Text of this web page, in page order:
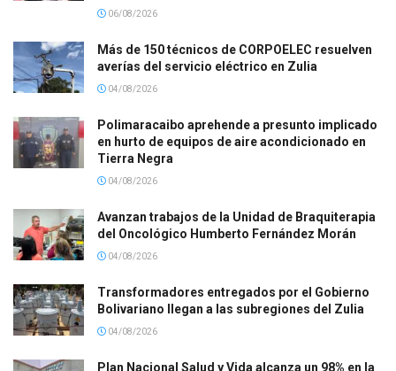
06/08/2026
Más de 150 técnicos de CORPOELEC resuelven
averías del servicio eléctrico en Zulia
04/08/2026
Polimaracaibo aprehende a presunto implicado
en hurto de equipos de aire acondicionado en
Tierra Negra
04/08/2026
Avanzan trabajos de la Unidad de Braquiterapia
del Oncológico Humberto Fernández Morán
04/08/2026
Transformadores entregados por el Gobierno
Bolivariano llegan a las subregiones del Zulia
04/08/2026
Plan Nacional Salud y Vida alcanza un 98% en la